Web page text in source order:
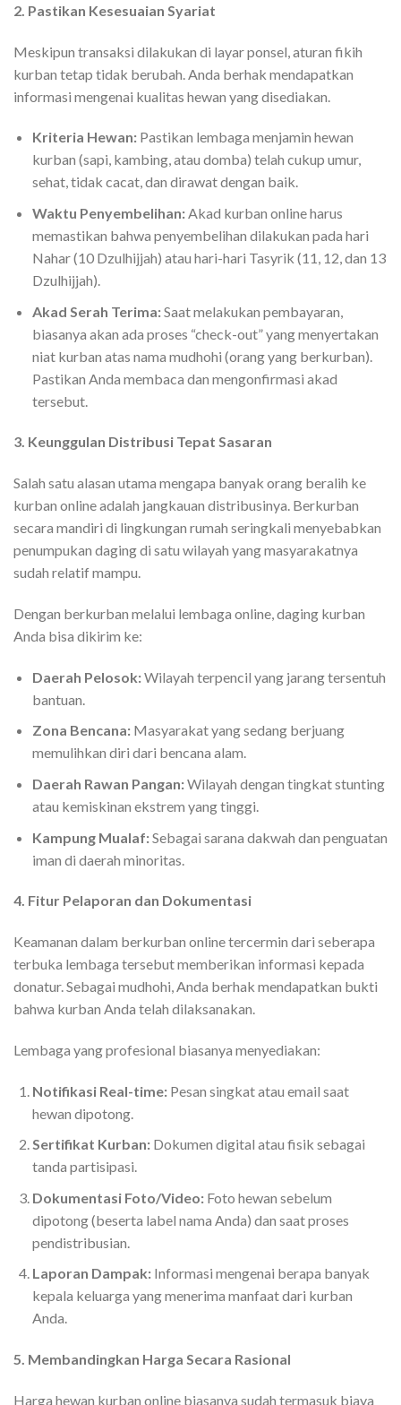
2. Pastikan Kesesuaian Syariat
Meskipun transaksi dilakukan di layar ponsel, aturan fikih
kurban tetap tidak berubah. Anda berhak mendapatkan
informasi mengenai kualitas hewan yang disediakan.
Kriteria Hewan:Pastikan lembaga menjamin hewan
kurban (sapi, kambing, atau domba) telah cukup umur,
sehat, tidak cacat, dan dirawat dengan baik.
Waktu Penyembelihan:Akad kurban online harus
memastikan bahwa penyembelihan dilakukan pada hari
Nahar (10 Dzulhijjah) atau hari-hari Tasyrik (11, 12, dan 13
Dzulhijjah).
Akad Serah Terima:Saat melakukan pembayaran,
biasanya akan ada proses “check-out” yang menyertakan
niat kurban atas nama mudhohi (orang yang berkurban).
Pastikan Anda membaca dan mengonfirmasi akad
tersebut.
3. Keunggulan Distribusi Tepat Sasaran
Salah satu alasan utama mengapa banyak orang beralih ke
kurban online adalah jangkauan distribusinya. Berkurban
secara mandiri di lingkungan rumah seringkali menyebabkan
penumpukan daging di satu wilayah yang masyarakatnya
sudah relatif mampu.
Dengan berkurban melalui lembaga online, daging kurban
Anda bisa dikirim ke:
Daerah Pelosok:Wilayah terpencil yang jarang tersentuh
bantuan.
Zona Bencana:Masyarakat yang sedang berjuang
memulihkan diri dari bencana alam.
Daerah Rawan Pangan:Wilayah dengan tingkat stunting
atau kemiskinan ekstrem yang tinggi.
Kampung Mualaf:Sebagai sarana dakwah dan penguatan
iman di daerah minoritas.
4. Fitur Pelaporan dan Dokumentasi
Keamanan dalam berkurban online tercermin dari seberapa
terbuka lembaga tersebut memberikan informasi kepada
donatur. Sebagai mudhohi, Anda berhak mendapatkan bukti
bahwa kurban Anda telah dilaksanakan.
Lembaga yang profesional biasanya menyediakan:
Notifikasi Real-time:Pesan singkat atau email saat
hewan dipotong.
Sertifikat Kurban:Dokumen digital atau fisik sebagai
tanda partisipasi.
Dokumentasi Foto/Video:Foto hewan sebelum
dipotong (beserta label nama Anda) dan saat proses
pendistribusian.
Laporan Dampak:Informasi mengenai berapa banyak
kepala keluarga yang menerima manfaat dari kurban
Anda.
5. Membandingkan Harga Secara Rasional
Harga hewan kurban online biasanya sudah termasuk biaya